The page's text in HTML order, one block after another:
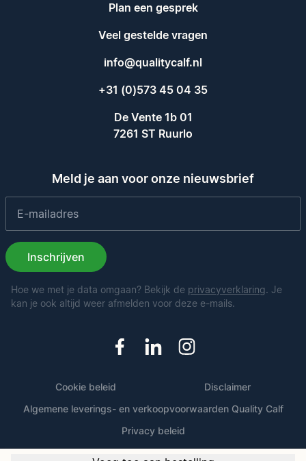
Plan een gesprek
Veel gestelde vragen
info@qualitycalf.nl
+31 (0)573 45 04 35
De Vente 1b 01
7261 ST Ruurlo
Meld je aan voor onze nieuwsbrief
Inschrijven
Hoe we met je data omgaan? Bekijk de privacyverklaring. Je
kan je ook altijd weer afmelden voor deze e-mails.
Cookie beleid
Disclaimer
Algemene leverings- en verkoopvoorwaarden Quality Calf
Privacy beleid
© 2026 - Quality Calf